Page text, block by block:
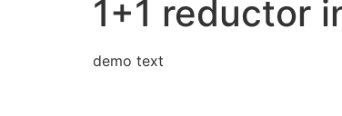
1+1 reductor
demo text